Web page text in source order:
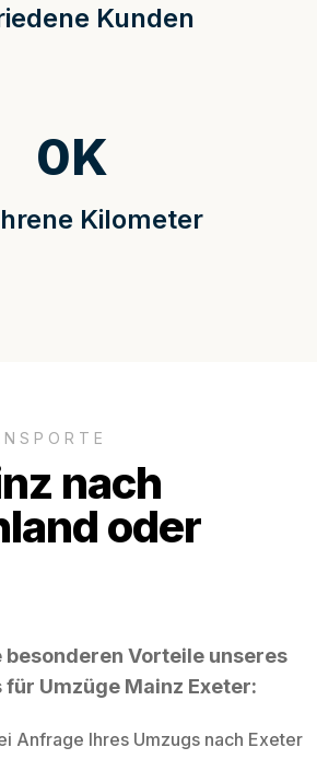
Kunden
Kilometer
0K
nach
oder
besonderen Vorteile unseres
Umzüge Mainz Exeter:
Anfrage Ihres Umzugs nach Exeter